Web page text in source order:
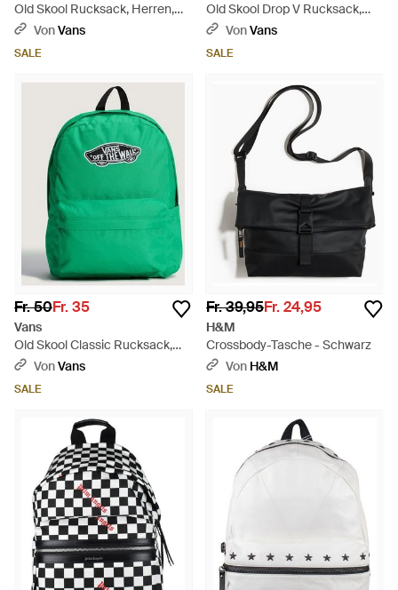
Old Skool Rucksack, Herren,
Größe - Orange
VonVans
SALE
Old Skool Drop V Rucksack,
Herren, Größe - Braun
VonVans
SALE
Fr. 50Fr. 35
Vans
Old Skool Classic Rucksack,
Herren, Größe - Grün
VonVans
SALE
Fr. 39,95Fr. 24,95
H&M
Crossbody-Tasche - Schwarz
Von H&M
SALE